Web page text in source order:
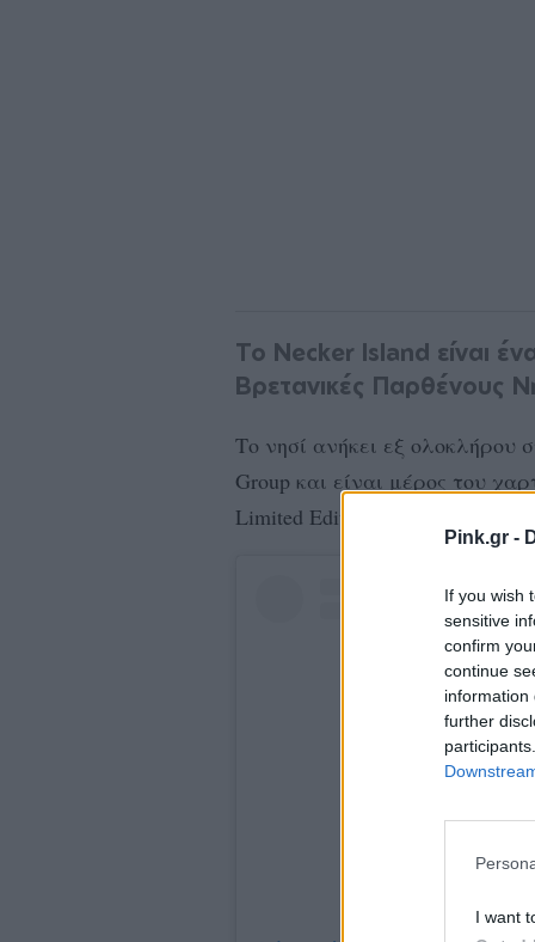
Pink.gr -
If you wish
sensitive
confirm
continue
information
further
I want
Το Necker Island είναι
Βρετανικές Παρθένους
Το νησί ανήκει εξ ολοκλήρου
Group και είναι μέρος του
Limited Edition.